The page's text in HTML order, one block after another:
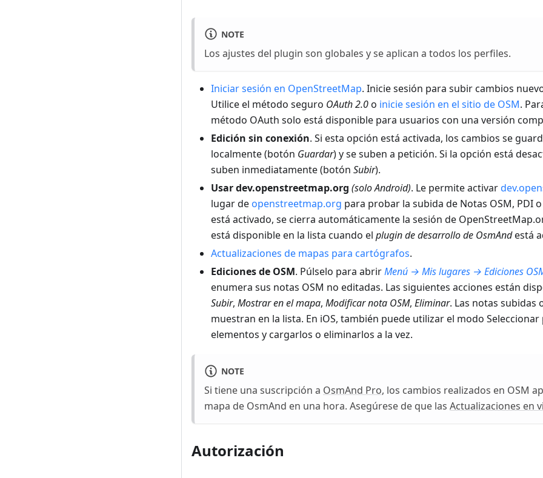
NOTE
Los ajustes del plugin son globales y se aplican a todos los perfiles.
Iniciar sesión en OpenStreetMap. Inicie sesión para subir cambios
Utilice el método seguro OAuth 2.0o inicie sesión en el sitio de OSM.
método OAuth solo está disponible para usuarios con una versión
Edición sin conexión. Si esta opción está activada, los cambios se
localmente (botón Guardar) y se suben a petición. Si la opción está
suben inmediatamente (botón Subir).
Usar dev.openstreetmap.org (solo Android). Le permite activar
lugar de openstreetmap.org para probar la subida de Notas OSM, PDI
está activado, se cierra automáticamente la sesión de
está disponible en la lista cuando el plugin de desarrollo de OsmAndestá
Actualizaciones de mapas para cartógrafos.
Ediciones de OSM. Púlselo para abrirMenú → Mis lugares → Ediciones
enumera sus notas OSM no editadas. Las siguientes acciones están
Subir, Mostrar en el mapa, Modificar nota OSM, Eliminar. Las notas subidas
muestran en la lista. En iOS, también puede utilizar el modo
elementos y cargarlos o eliminarlos a la vez.
NOTE
Si tiene una suscripción a OsmAnd Pro, los cambios realizados en OSM
mapa de OsmAnd en una hora. Asegúrese de que las Actualizaciones en
Autorización